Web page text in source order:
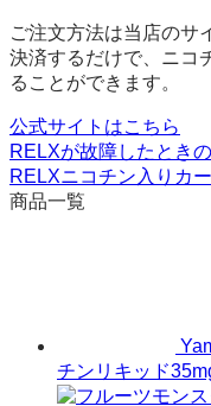
ご注文方法は当店のサ
決済するだけで、ニコ
ることができます。
公式サイトはこちら
RELXが故障したとき
RELXニコチン入りカ
商品一覧
チンリキッド